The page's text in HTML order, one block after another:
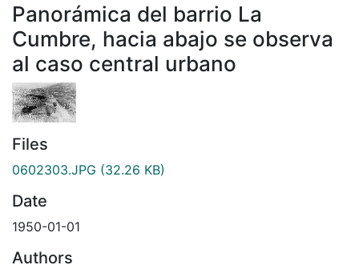
Panorámica del barrio La
Cumbre, hacia abajo se observa
al caso central urbano
Files
0602303.JPG (32.26 KB)
Date
1950-01-01
Authors